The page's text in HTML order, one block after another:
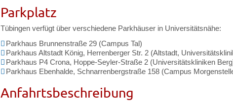
Parkplatz
Tübingen verfügt über verschiedene Parkhäuser in Universitätsnähe:
Parkhaus Brunnenstraße 29 (Campus Tal)
Parkhaus Altstadt König, Herrenberger Str. 2 (Altstadt,
Parkhaus P4 Crona, Hoppe-Seyler-Straße 2 (Universitätskliniken
Parkhaus Ebenhalde, Schnarrenbergstraße 158 (Campus
Anfahrtsbeschreibung